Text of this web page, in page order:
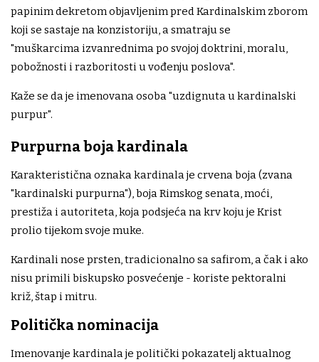
papinim dekretom objavljenim pred Kardinalskim zborom
koji se sastaje na konzistoriju, a smatraju se
"muškarcima izvanrednima po svojoj doktrini, moralu,
pobožnosti i razboritosti u vođenju poslova".
Kaže se da je imenovana osoba "uzdignuta u kardinalski
purpur".
Purpurna boja kardinala
Karakteristična oznaka kardinala je crvena boja (zvana
"kardinalski purpurna"), boja Rimskog senata, moći,
prestiža i autoriteta, koja podsjeća na krv koju je Krist
prolio tijekom svoje muke.
Kardinali nose prsten, tradicionalno sa safirom, a čak i ako
nisu primili biskupsko posvećenje - koriste pektoralni
križ, štap i mitru.
Politička nominacija
Imenovanje kardinala je politički pokazatelj aktualnog